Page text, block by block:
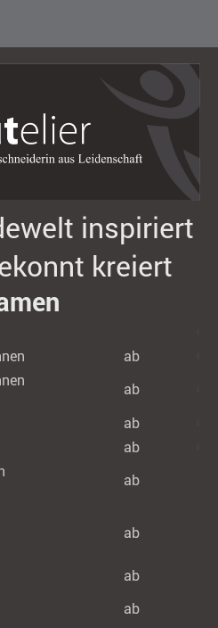
inspiriert
kreiert
ab
ab
ab
ab
ab
ab
ab
ab